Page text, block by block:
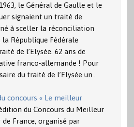
le Général de Gaulle et le
signaient un traité de
à sceller la réconciliation
République Fédérale
de l’Elysée. 62 ans de
franco-allemande ! Pour
du traité de l’Elysée un…
concours « Le meilleur
du Concours du Meilleur
France, organisé par